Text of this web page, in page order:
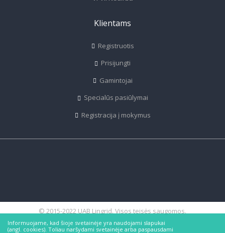
Informuojame, kad šioje svetainėje yra naudojami slapukai
(angl. cookies). Toliau naršydami svetainėje arba paspausdami
Klientams
Registruotis
Prisijungti
Gamintojai
Specialūs pasiūlymai
Registracija į mokymus
© 2015-2022 UAB Lingrid. Visos teisės saugomos.